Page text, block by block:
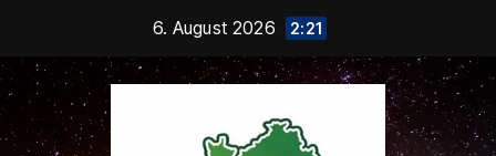
springen
6. August 2026 2:21